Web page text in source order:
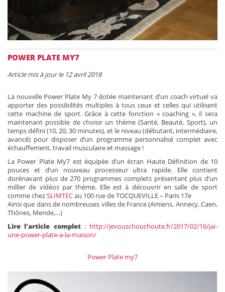
POWER PLATE MY7
Article mis à jour le 12 avril 2018
La nouvelle Power Plate My 7 dotée maintenant d’un coach virtuel va
apporter des possibilités multiples à tous ceux et celles qui utilisent
cette machine de sport. Grâce à cette fonction « coaching », il sera
maintenant possible de choisir un thème (Santé, Beauté, Sport), un
temps défini (10, 20, 30 minutes), et le niveau (débutant, intermédiaire,
avancé) pour disposer d’un programme personnalisé complet avec
échauffement, travail musculaire et massage !
La Power Plate My7 est équipée d’un écran Haute Définition de 10
pouces et d’un nouveau processeur ultra rapide. Elle contient
dorénavant plus de 270 programmes complets présentant plus d’un
millier de vidéos par thème. Elle est à découvrir en salle de sport
comme chezSLIMTECau 100 rue de TOCQUEVILLE – Paris 17e
Ainsi que dans de nombreuses villes de France (Amiens, Annecy, Caen,
Thônes, Mende,…)
Lire l'article complet: http://jevouschouchoute.fr/2017/02/16/jai-
une-power-plate-a-la-maison/
Power Plate my7